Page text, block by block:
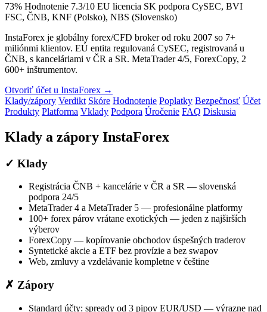
73% Hodnotenie 7.3/10 EU licencia SK podpora CySEC, BVI
FSC, ČNB, KNF (Polsko), NBS (Slovensko)
InstaForex je globálny forex/CFD broker od roku 2007 so 7+
miliónmi klientov. EÚ entita regulovaná CySEC, registrovaná u
ČNB, s kanceláriami v ČR a SR. MetaTrader 4/5, ForexCopy, 2
600+ inštrumentov.
Otvoriť účet u InstaForex →
Klady/zápory Verdikt Skóre Hodnotenie Poplatky Bezpečnosť Účet
Produkty Platforma Vklady Podpora Úročenie FAQ Diskusia
Klady a zápory InstaForex
✓ Klady
Registrácia ČNB + kancelárie v ČR a SR — slovenská
podpora 24/5
MetaTrader 4 a MetaTrader 5 — profesionálne platformy
100+ forex párov vrátane exotických — jeden z najširších
výberov
ForexCopy — kopírovanie obchodov úspešných traderov
Syntetické akcie a ETF bez provízie a bez swapov
Web, zmluvy a vzdelávanie kompletne v češtine
✗ Zápory
Standard účty: spready od 3 pipov EUR/USD — výrazne nad